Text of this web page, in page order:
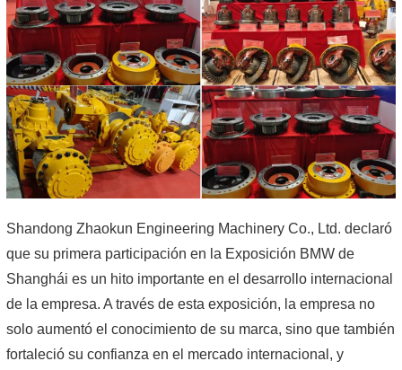
Shandong Zhaokun Engineering Machinery Co., Ltd. declaró
que su primera participación en la Exposición BMW de
Shanghái es un hito importante en el desarrollo internacional
de la empresa. A través de esta exposición, la empresa no
solo aumentó el conocimiento de su marca, sino que también
fortaleció su confianza en el mercado internacional, y